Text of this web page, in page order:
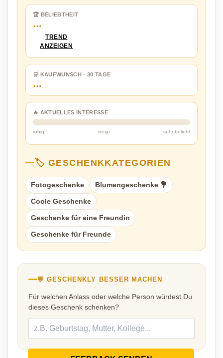
🏆 BELIEBTHEIT
…
TREND
ANZEIGEN
🛒 KAUFWUNSCH · 30 TAGE
…
🔥 AKTUELLES INTERESSE
ruhig steigt sehr beliebt
🏷️ GESCHENKKATEGORIEN
Fotogeschenke Blumengeschenke 💐
Coole Geschenke
Geschenke für eine Freundin
Geschenke für Freunde
💬 GESCHENKLY BESSER MACHEN
Für welchen Anlass oder welche Person würdest Du
dieses Geschenk schenken?